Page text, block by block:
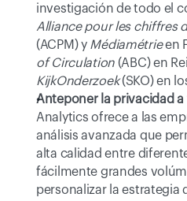
Alliance pour les chiffres
(ACPM) y Médiamétrie en
of Circulation (ABC) en
KijkOnderzoek (SKO) en
Anteponer la privacidad
Analytics ofrece a las
análisis avanzada que
alta calidad entre
fácilmente grandes
personalizar la estrategia